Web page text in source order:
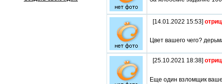
[14.01.2022 15:53]
Цвет вашего чего?
[25.10.2021 18:38]
Еще один взломщик